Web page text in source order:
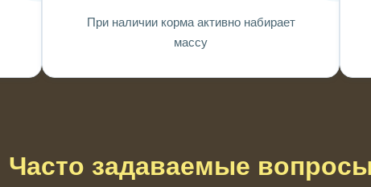
При наличии корма активно набирает
массу
Часто задаваемые